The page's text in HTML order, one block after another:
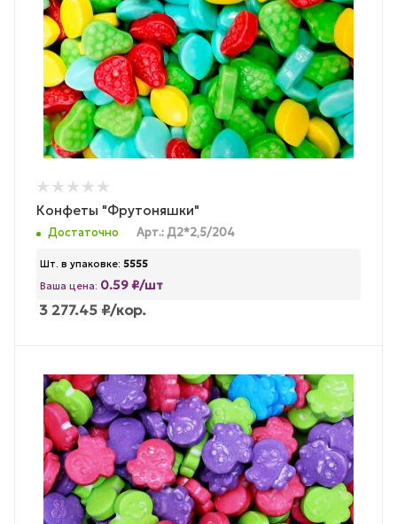
Конфеты "Фрутоняшки"
Достаточно Арт.: Д2*2,5/204
Шт. в упаковке: 5555
Ваша цена: 0.59 ₽/шт
3 277.45 ₽/кор.